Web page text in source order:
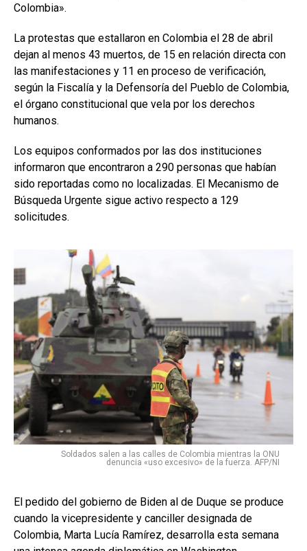
Colombia».
La protestas que estallaron en Colombia el 28 de abril
dejan al menos 43 muertos, de 15 en relación directa con
las manifestaciones y 11 en proceso de verificación,
según la Fiscalía y la Defensoría del Pueblo de Colombia,
el órgano constitucional que vela por los derechos
humanos.
Los equipos conformados por las dos instituciones
informaron que encontraron a 290 personas que habían
sido reportadas como no localizadas. El Mecanismo de
Búsqueda Urgente sigue activo respecto a 129
solicitudes.
Soldados salen a las calles de Colombia mientras la ONU
denuncia «uso excesivo» de la fuerza. AFP/NI
El pedido del gobierno de Biden al de Duque se produce
cuando la vicepresidente y canciller designada de
Colombia, Marta Lucía Ramírez, desarrolla esta semana